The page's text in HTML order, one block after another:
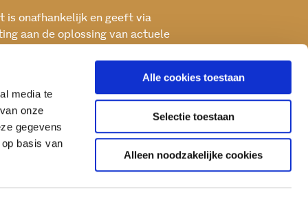
media te
onze
gegevens
basis van
Alle cookies toestaan
Selectie toestaan
Alleen noodzakelijke cookies
is onafhankelijk en geeft via
aan de oplossing van actuele